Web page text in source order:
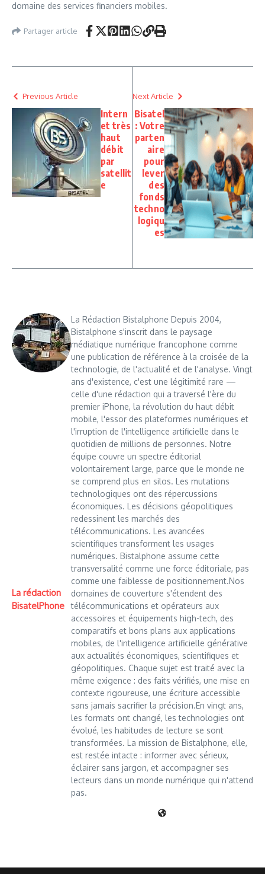
domaine des services financiers mobiles.
Partager article
Previous Article
Intern
et très
haut
débit
par
satellit
e
Next Article
Bisatel
: Votre
parten
aire
pour
lever
des
fonds
techno
logiqu
es
La rédaction
BisatelPhone
La Rédaction Bistalphone Depuis 2004,
Bistalphone s'inscrit dans le paysage
médiatique numérique francophone comme
une publication de référence à la croisée de la
technologie, de l'actualité et de l'analyse. Vingt
ans d'existence, c'est une légitimité rare —
celle d'une rédaction qui a traversé l'ère du
premier iPhone, la révolution du haut débit
mobile, l'essor des plateformes numériques et
l'irruption de l'intelligence artificielle dans le
quotidien de millions de personnes. Notre
équipe couvre un spectre éditorial
volontairement large, parce que le monde ne
se comprend plus en silos. Les mutations
technologiques ont des répercussions
économiques. Les décisions géopolitiques
redessinent les marchés des
télécommunications. Les avancées
scientifiques transforment les usages
numériques. Bistalphone assume cette
transversalité comme une force éditoriale, pas
comme une faiblesse de positionnement.Nos
domaines de couverture s'étendent des
télécommunications et opérateurs aux
accessoires et équipements high-tech, des
comparatifs et bons plans aux applications
mobiles, de l'intelligence artificielle générative
aux actualités économiques, scientifiques et
géopolitiques. Chaque sujet est traité avec la
même exigence : des faits vérifiés, une mise en
contexte rigoureuse, une écriture accessible
sans jamais sacrifier la précision.En vingt ans,
les formats ont changé, les technologies ont
évolué, les habitudes de lecture se sont
transformées. La mission de Bistalphone, elle,
est restée intacte : informer avec sérieux,
éclairer sans jargon, et accompagner ses
lecteurs dans un monde numérique qui n'attend
pas.